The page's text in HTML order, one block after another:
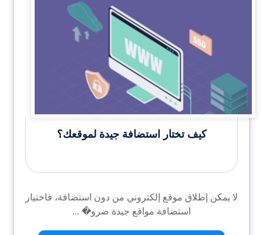
ﻛﻴﻒ ﺗﺨﺘﺎر اﺳﺘﻀﺎﻓﺔ جيدة لموقعك؟
لا يمكن إطلاق موقع إلكتروني من دون استضافة، فاختيار
استضافة مواقع جيدة ضرو� ...